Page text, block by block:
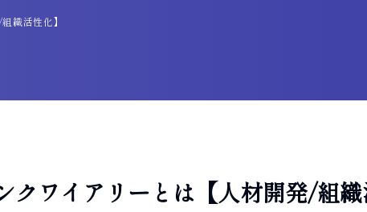
織活性化】
クワイアリーとは【人材開発/組